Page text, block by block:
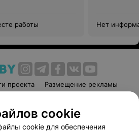
работы Нет
проекта
Размещение рекламы
соглашение
Способы оплаты
Партнеры
cookie
cookie для обеспечения